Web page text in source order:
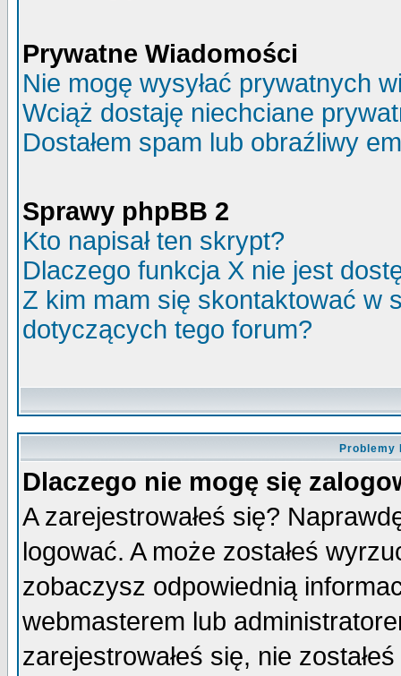
Prywatne Wiadomości
Nie mogę wysyłać prywatnych
Wciąż dostaję niechciane
Dostałem spam lub obraźliwy
Sprawy phpBB 2
Kto napisał ten skrypt?
Dlaczego funkcja X nie jest
Z kim mam się skontaktować w
dotyczących tego forum?
Problemy
Dlaczego nie mogę się
A zarejestrowałeś się?
logować. A może zostałeś
zobaczysz odpowiednią
webmasterem lub
zarejestrowałeś się, nie